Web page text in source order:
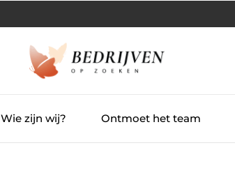
Wie zijn wij? Ontmoet het team